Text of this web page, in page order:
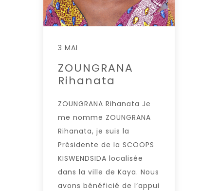
3 MAI
ZOUNGRANA
Rihanata
ZOUNGRANA Rihanata Je
me nomme ZOUNGRANA
Rihanata, je suis la
Présidente de la SCOOPS
KISWENDSIDA localisée
dans la ville de Kaya. Nous
avons bénéficié de l’appui